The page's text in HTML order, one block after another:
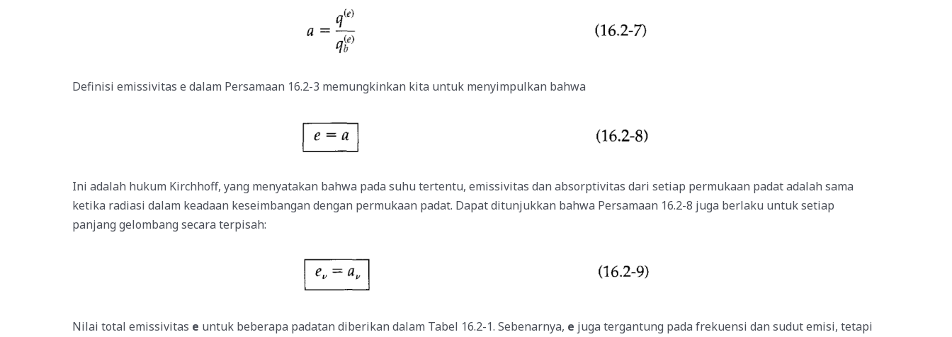
Definisi emissivitas e dalam Persamaan 16.2-3 memungkinkan kita untuk menyimpulkan bahwa
Ini adalah hukum Kirchhoff, yang menyatakan bahwa pada suhu tertentu, emissivitas dan absorptivitas dari setiap permukaan padat adalah sama
ketika radiasi dalam keadaan keseimbangan dengan permukaan padat. Dapat ditunjukkan bahwa Persamaan 16.2-8 juga berlaku untuk setiap
panjang gelombang secara terpisah:
Nilai total emissivitas e untuk beberapa padatan diberikan dalam Tabel 16.2-1. Sebenarnya, e juga tergantung pada frekuensi dan sudut emisi, tetapi